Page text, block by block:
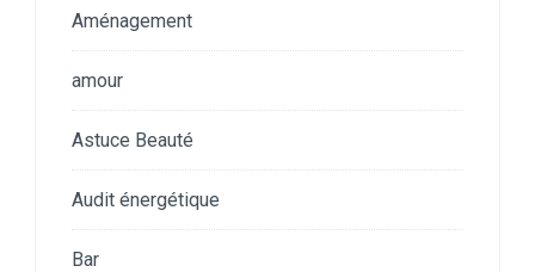
Aménagement
amour
Astuce Beauté
Audit énergétique
Bar